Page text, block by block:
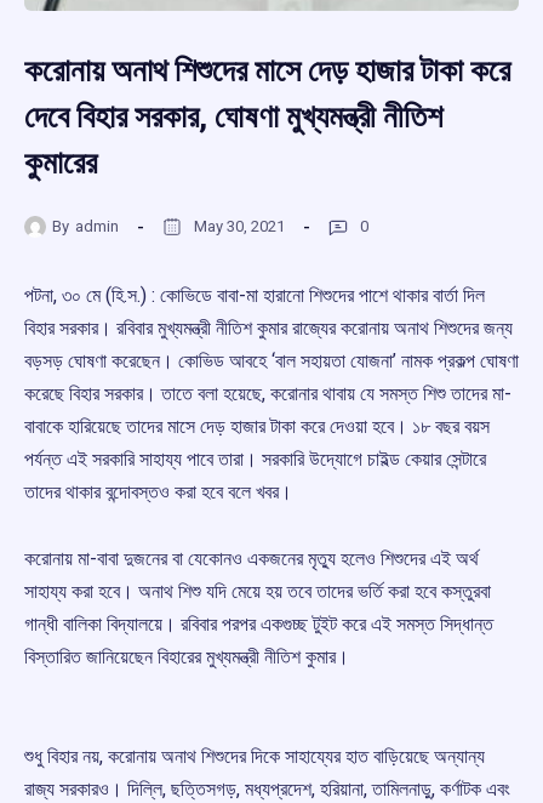
করোনায় অনাথ শিশুদের মাসে দেড় হাজার টাকা করে
দেবে বিহার সরকার, ঘোষণা মুখ্যমন্ত্রী নীতিশ
কুমারের
By admin May 30, 2021 0
পটনা, ৩০ মে (হি.স.) : কোভিডে বাবা-মা হারানো শিশুদের পাশে থাকার বার্তা দিল
বিহার সরকার। রবিবার মুখ্যমন্ত্রী নীতিশ কুমার রাজ্যের করোনায় অনাথ শিশুদের জন্য
বড়সড় ঘোষণা করেছেন। কোভিড আবহে ‘বাল সহায়তা যোজনা’ নামক প্রকল্প ঘোষণা
করেছে বিহার সরকার। তাতে বলা হয়েছে, করোনার থাবায় যে সমস্ত শিশু তাদের মা-
বাবাকে হারিয়েছে তাদের মাসে দেড় হাজার টাকা করে দেওয়া হবে। ১৮ বছর বয়স
পর্যন্ত এই সরকারি সাহায্য পাবে তারা। সরকারি উদ্যোগে চাইল্ড কেয়ার সেন্টারে
তাদের থাকার বন্দোবস্তও করা হবে বলে খবর।
করোনায় মা-বাবা দুজনের বা যেকোনও একজনের মৃত্যু হলেও শিশুদের এই অর্থ
সাহায্য করা হবে। অনাথ শিশু যদি মেয়ে হয় তবে তাদের ভর্তি করা হবে কস্তুরবা
গান্ধী বালিকা বিদ্যালয়ে। রবিবার পরপর একগুচ্ছ টুইট করে এই সমস্ত সিদ্ধান্ত
বিস্তারিত জানিয়েছেন বিহারের মুখ্যমন্ত্রী নীতিশ কুমার।
শুধু বিহার নয়, করোনায় অনাথ শিশুদের দিকে সাহায্যের হাত বাড়িয়েছে অন্যান্য
রাজ্য সরকারও। দিল্লি, ছত্তিসগড়, মধ্যপ্রদেশ, হরিয়ানা, তামিলনাড়ু, কর্ণাটক এবং